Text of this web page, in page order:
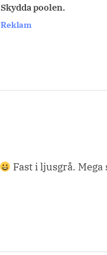
Skydda poolen.
Reklam
Fast i ljusgrå.